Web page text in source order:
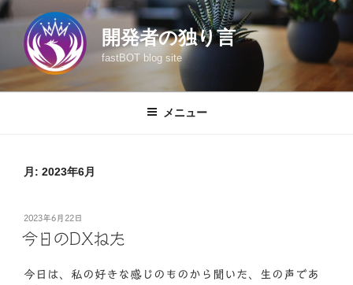
コ
ン
ツ
開発者の独り言
fastBOT blog site
メニュー
月: 2023年6月
投
稿
日:
2023年6月22日
今日のDXねた
今日は、私の好きな感じのものから聞いた、生の声であ